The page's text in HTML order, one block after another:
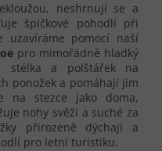
neshrnují se a
špičkové pohodlí při
uzavíráme pomocí naší
pro mimořádně hladký
stélka a polštářek na
ponožek a pomáhají jim
na stezce jako doma,
nohy svěží a suché za
přirozeně dýchají a
pro letní turistiku.